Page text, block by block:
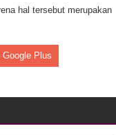
hal tersebut merupakan
Plus